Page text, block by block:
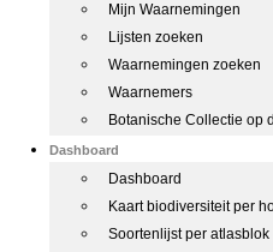
Mijn Waarnemingen
Lijsten zoeken
Waarnemingen zoeken
Waarnemers
Botanische Collectie op
Dashboard
Dashboard
Kaart biodiversiteit per
Soortenlijst per atlasblok